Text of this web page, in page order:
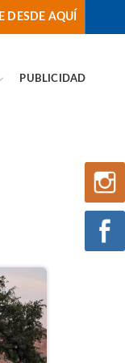
DESDE AQUÍ
PUBLICIDAD